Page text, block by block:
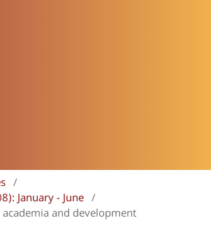
/
January - June /
academia and development